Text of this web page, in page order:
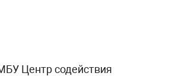
Центр содействия